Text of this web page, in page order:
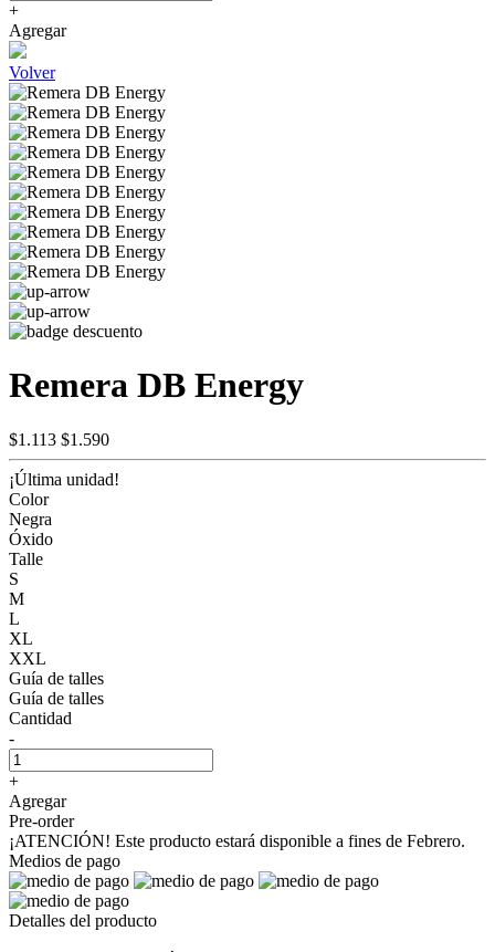
+
Agregar
Volver
Remera DB Energy
$1.113 $1.590
¡Última unidad!
Color
Negra
Óxido
Talle
S
M
L
XL
XXL
Guía de talles
Guía de talles
Cantidad
-
+
Agregar
Pre-order
¡ATENCIÓN! Este producto estará disponible a fines de Febrero.
Medios de pago
Detalles del producto